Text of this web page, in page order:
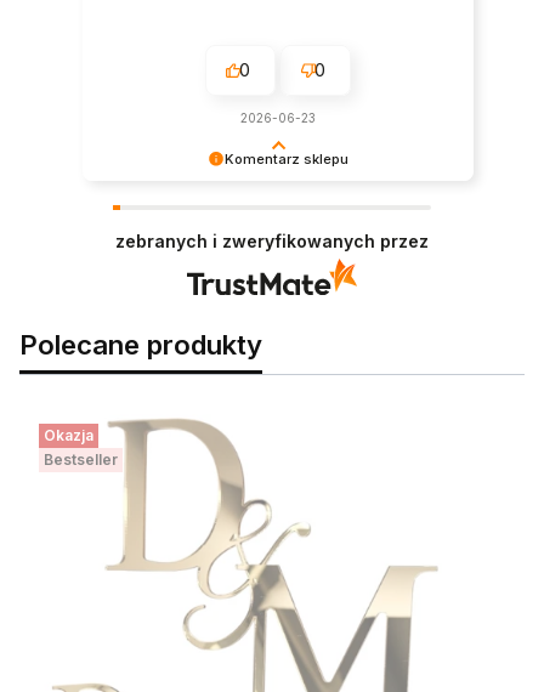
Komentarz sklepu
jak Ty. Z pozdrowieniami, obsługa sklepu.
0 0
2026-06-23
zebranych i zweryfikowanych przez
Polecane produkty
Okazja
Bestseller